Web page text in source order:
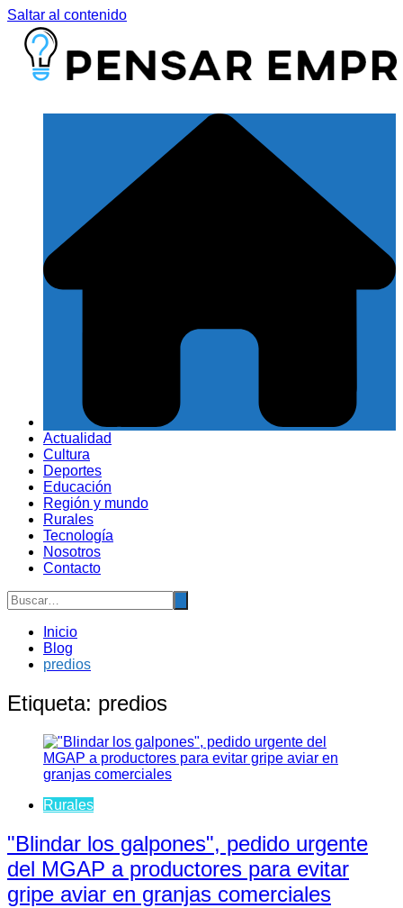
Saltar al contenido
Actualidad
Cultura
Deportes
Educación
Región y mundo
Rurales
Tecnología
Nosotros
Contacto
Inicio
Blog
predios
Etiqueta: predios
Rurales
"Blindar los galpones", pedido urgente
del MGAP a productores para evitar
gripe aviar en granjas comerciales